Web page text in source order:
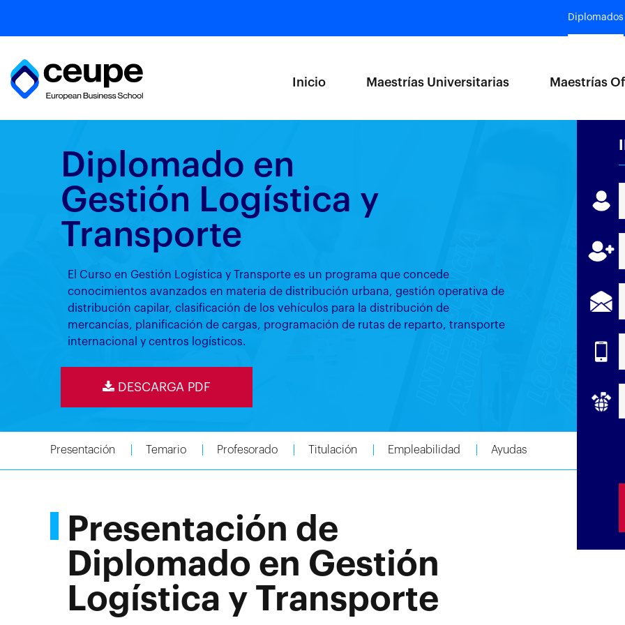
Diplomados
Inicio Maestrías Universitarias Maestrías
Diplomado en
Gestión Logística y
Transporte
El Curso en Gestión Logística y Transporte es un programa que concede
conocimientos avanzados en materia de distribución urbana, gestión operativa de
distribución capilar, clasificación de los vehículos para la distribución de
mercancías, planificación de cargas, programación de rutas de reparto, transporte
internacional y centros logísticos.
DESCARGA PDF
Presentación Temario Profesorado Titulación Empleabilidad Ayudas
Presentación de
Diplomado en Gestión
Logística y Transporte